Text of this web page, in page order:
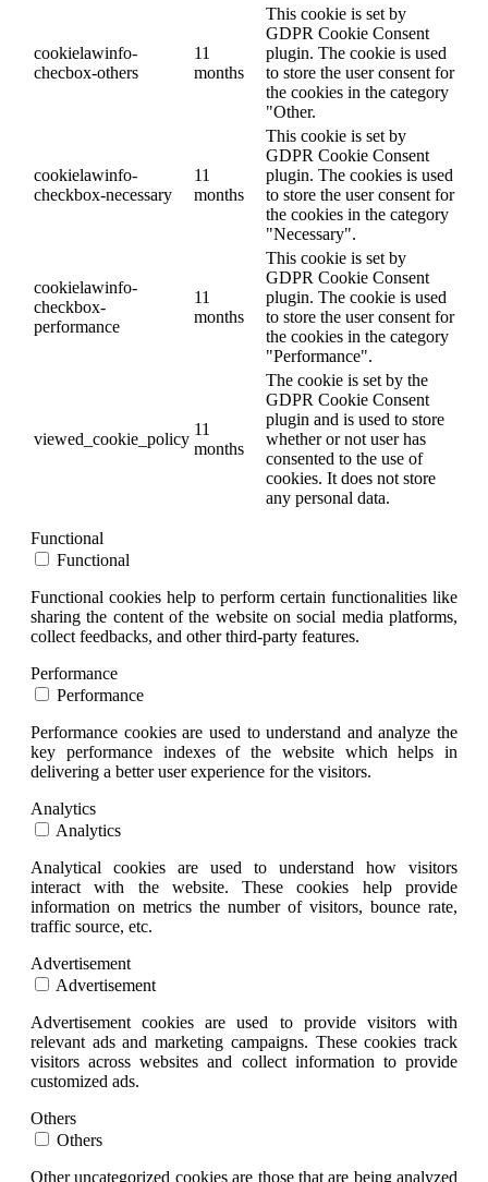
cookielawinfo-
checbox-others
11
months
This cookie is set by
GDPR Cookie Consent
plugin. The cookie is used
to store the user consent for
the cookies in the category
"Other.
cookielawinfo-
checkbox-necessary
11
months
This cookie is set by
GDPR Cookie Consent
plugin. The cookies is used
to store the user consent for
the cookies in the category
"Necessary".
cookielawinfo-
checkbox-
performance
11
months
This cookie is set by
GDPR Cookie Consent
plugin. The cookie is used
to store the user consent for
the cookies in the category
"Performance".
viewed_cookie_policy
11
months
The cookie is set by the
GDPR Cookie Consent
plugin and is used to store
whether or not user has
consented to the use of
cookies. It does not store
any personal data.
Functional
Functional
Functional cookies help to perform certain functionalities like
sharing the content of the website on social media platforms,
collect feedbacks, and other third-party features.
Performance
Performance
Performance cookies are used to understand and analyze the
key performance indexes of the website which helps in
delivering a better user experience for the visitors.
Analytics
Analytics
Analytical cookies are used to understand how visitors
interact with the website. These cookies help provide
information on metrics the number of visitors, bounce rate,
traffic source, etc.
Advertisement
Advertisement
Advertisement cookies are used to provide visitors with
relevant ads and marketing campaigns. These cookies track
visitors across websites and collect information to provide
customized ads.
Others
Others
Other uncategorized cookies are those that are being analyzed